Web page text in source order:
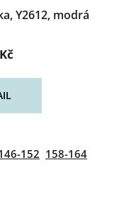
Y2612, modrá
152 158-164